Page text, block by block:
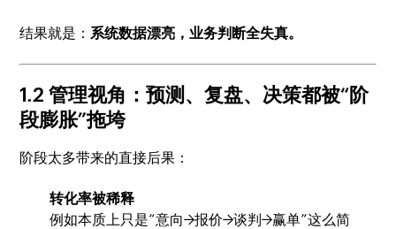
结果就是：系统数据漂亮，业务判断全失真。
1.2 管理视角：预测、复盘、决策都被“阶
段膨胀”拖垮
阶段太多带来的直接后果：
转化率被稀释
例如本质上只是“意向→报价→谈判→赢单”这么简